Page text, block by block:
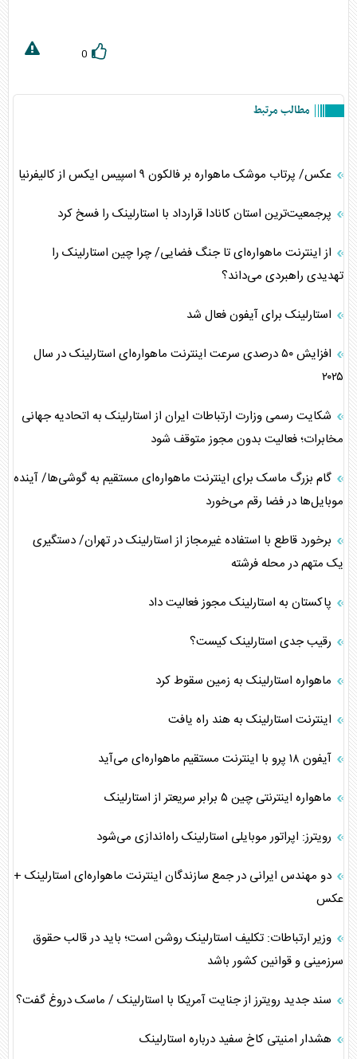
0
مطالب مرتبط
عکس/ پرتاب موشک ماهواره بر فالکون ۹ اسپیس ایکس از کالیفرنیا
پرجمعیت‌ترین استان کانادا قرارداد با استارلینک را فسخ کرد
از اینترنت ماهواره‌ای تا جنگ فضایی/ چرا چین استارلینک را
تهدیدی راهبردی می‌داند؟
استارلینک برای آیفون فعال شد
افزایش ۵۰ درصدی سرعت اینترنت ماهواره‌ای استارلینک در سال
۲۰۲۵
شکایت رسمی وزارت ارتباطات ایران از استارلینک به اتحادیه جهانی
مخابرات؛ فعالیت بدون مجوز متوقف شود
گام بزرگ ماسک برای اینترنت ماهواره‌ای مستقیم به گوشی‌ها/ آینده
موبایل‌ها در فضا رقم می‌خورد
برخورد قاطع با استفاده غیرمجاز از استارلینک در تهران/ دستگیری
یک متهم در محله فرشته
پاکستان به استارلینک مجوز فعالیت داد
رقیب جدی استارلینک کیست؟
ماهواره استارلینک به زمین سقوط کرد
اینترنت استارلینک به هند راه یافت
آیفون ۱۸ پرو با اینترنت مستقیم ماهواره‌ای می‌آید
ماهواره اینترنتی چین ۵ برابر سریعتر از استارلینک
رویترز: اپراتور موبایلی استارلینک راه‌اندازی می‌شود
دو مهندس ایرانی در جمع سازندگان اینترنت ماهواره‌ای استارلینک +
عکس
وزیر ارتباطات: تکلیف استارلینک روشن است؛ باید در قالب حقوق
سرزمینی و قوانین کشور باشد
سند جدید رویترز از جنایت آمریکا با استارلینک / ماسک دروغ گفت؟
هشدار امنیتی کاخ سفید درباره استارلینک